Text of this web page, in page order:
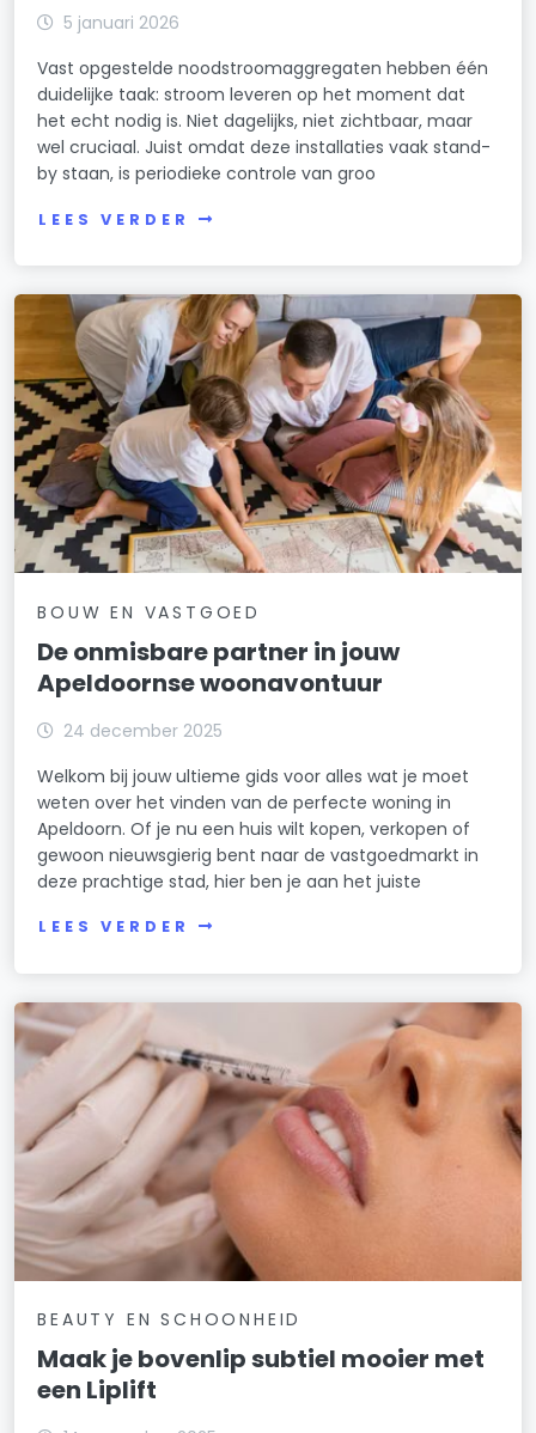
5 januari 2026
Vast opgestelde noodstroomaggregaten hebben één
duidelijke taak: stroom leveren op het moment dat
het echt nodig is. Niet dagelijks, niet zichtbaar, maar
wel cruciaal. Juist omdat deze installaties vaak stand-
by staan, is periodieke controle van groo
LEES VERDER
BOUW EN VASTGOED
De onmisbare partner in jouw
Apeldoornse woonavontuur
24 december 2025
Welkom bij jouw ultieme gids voor alles wat je moet
weten over het vinden van de perfecte woning in
Apeldoorn. Of je nu een huis wilt kopen, verkopen of
gewoon nieuwsgierig bent naar de vastgoedmarkt in
deze prachtige stad, hier ben je aan het juiste
LEES VERDER
BEAUTY EN SCHOONHEID
Maak je bovenlip subtiel mooier met
een Liplift